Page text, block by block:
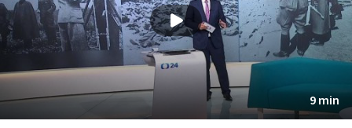
9 min